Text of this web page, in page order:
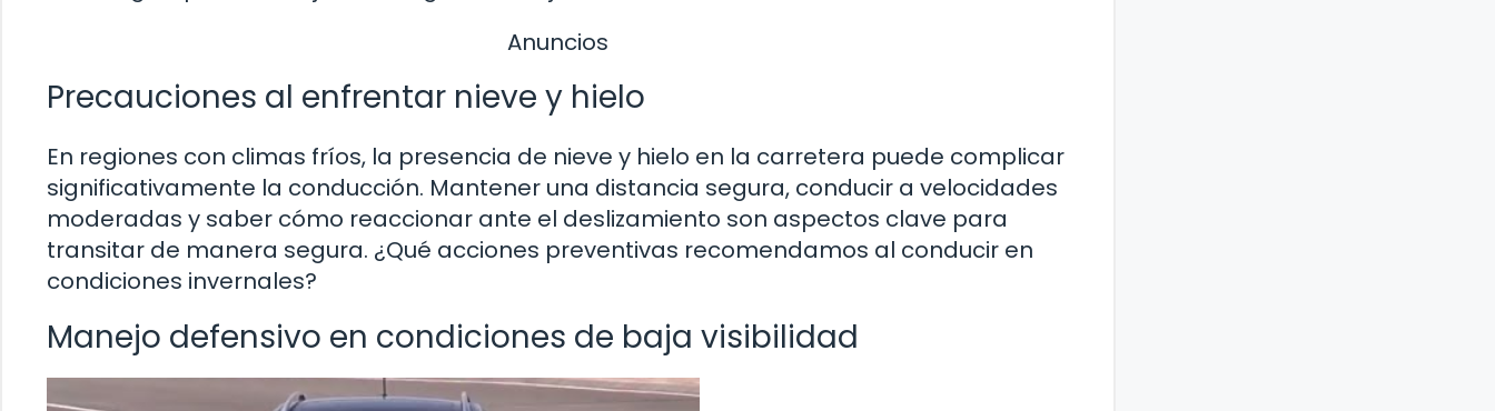
Anuncios
Precauciones al enfrentar nieve y hielo
En regiones con climas fríos, la presencia de nieve y hielo en la carretera puede complicar
significativamente la conducción. Mantener una distancia segura, conducir a velocidades
moderadas y saber cómo reaccionar ante el deslizamiento son aspectos clave para
transitar de manera segura. ¿Qué acciones preventivas recomendamos al conducir en
condiciones invernales?
Manejo defensivo en condiciones de baja visibilidad